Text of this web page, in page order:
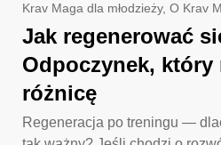
Krav Maga dla młodzieży, O Krav
Jak regenerować
Odpoczynek, który
różnicę
Regeneracja po treningu —